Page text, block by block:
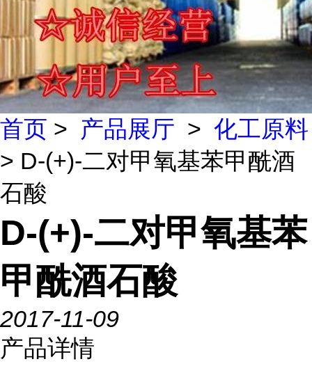
首页 > 产品展厅 > 化工原料
> D-(+)-二对甲氧基苯甲酰酒
石酸
D-(+)-二对甲氧基苯
甲酰酒石酸
2017-11-09
产品详情